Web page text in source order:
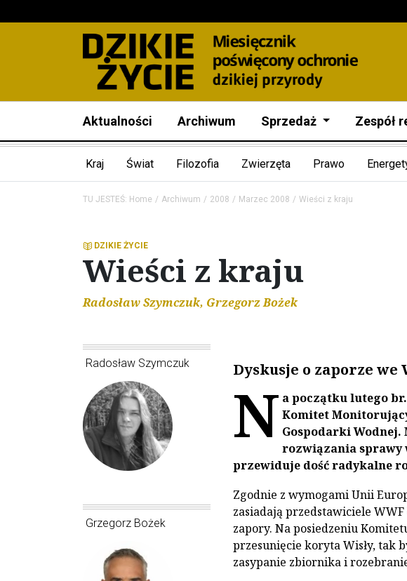
Aktualności Archiwum Sprzedaż Zespół
Kraj Świat Filozofia Zwierzęta Prawo
TU JESTEŚ: Home Archiwum 2008 Marzec 2008 Wieści z kraju
DZIKIE ŻYCIE
Wieści z kraju
Radosław Szymczuk, Grzegorz Bożek
Radosław Szymczuk
Grzegorz Bożek
Dyskusje o zaporze we
N a początku lutego br.
Komitet
Gospodarki
rozwiązania sprawy
przewiduje dość radykalne
Zgodnie z wymogami Unii
zasiadają przedstawiciele
zapory. Na posiedzeniu
przesunięcie koryta Wisły, tak
zasypanie zbiornika i